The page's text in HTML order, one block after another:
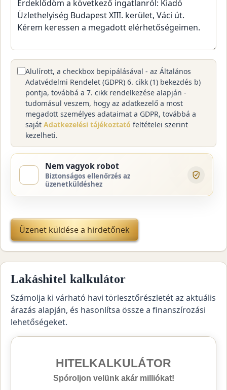
Alulírott, a checkbox bepipálásával - az Általános
Adatvédelmi Rendelet (GDPR) 6. cikk (1) bekezdés b)
pontja, továbbá a 7. cikk rendelkezése alapján -
tudomásul veszem, hogy az adatkezelő a most
megadott személyes adataimat a GDPR, továbbá a
saját Adatkezelési tájékoztató feltételei szerint
kezelheti.
Nem vagyok robot
Biztonságos ellenőrzés az
üzenetküldéshez
Üzenet küldése a hirdetőnek
Lakáshitel kalkulátor
Számolja ki várható havi törlesztőrészletét az aktuális
árazás alapján, és hasonlítsa össze a finanszírozási
lehetőségeket.